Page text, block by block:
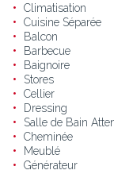
Climatisation
Cuisine Séparée
Balcon
Barbecue
Baignoire
Stores
Cellier
Dressing
Salle de Bain
Cheminée
Meublé
Générateur